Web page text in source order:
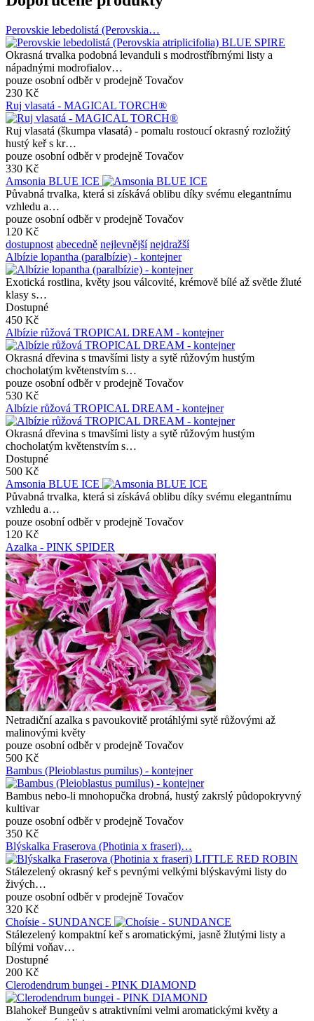
Perovskie lebedolistá (Perovskia…
Okrasná trvalka podobná levanduli s modrostříbrnými listy a
nápadnými modrofialov…
pouze osobní odběr v prodejně Tovačov
230 Kč
Ruj vlasatá - MAGICAL TORCH®
Ruj vlasatá (škumpa vlasatá) - pomalu rostoucí okrasný rozložitý
hustý keř s kr…
pouze osobní odběr v prodejně Tovačov
330 Kč
Amsonia BLUE ICE
Půvabná trvalka, která si získává oblibu díky svému elegantnímu
vzhledu a…
pouze osobní odběr v prodejně Tovačov
120 Kč
dostupnost abecedně nejlevnější nejdražší
Albízie lopantha (paralbízie) - kontejner
Exotická rostlina, květy jsou válcovité, krémově bílé až světle žluté
klasy s…
Dostupné
450 Kč
Albízie růžová TROPICAL DREAM - kontejner
Okrasná dřevina s tmavšími listy a sytě růžovým hustým
chocholatým květenstvím s…
pouze osobní odběr v prodejně Tovačov
530 Kč
Albízie růžová TROPICAL DREAM - kontejner
Okrasná dřevina s tmavšími listy a sytě růžovým hustým
chocholatým květenstvím s…
Dostupné
500 Kč
Amsonia BLUE ICE
Půvabná trvalka, která si získává oblibu díky svému elegantnímu
vzhledu a…
pouze osobní odběr v prodejně Tovačov
120 Kč
Azalka - PINK SPIDER
Netradiční azalka s pavoukovitě protáhlými sytě růžovými až
malinovými květy
pouze osobní odběr v prodejně Tovačov
500 Kč
Bambus (Pleioblastus pumilus) - kontejner
Bambus nebo-li mnohopučka drobná, hustý zakrslý půdopokryvný
kultivar
pouze osobní odběr v prodejně Tovačov
350 Kč
Blýskalka Fraserova (Photinia x fraseri)…
Stálezelený okrasný keř s pevnými velkými blýskavými listy do
živých…
pouze osobní odběr v prodejně Tovačov
320 Kč
Choísie - SUNDANCE
Stálezelený kompaktní keř s aromatickými, jasně žlutými listy a
bílými voňav…
Dostupné
200 Kč
Clerodendrum bungei - PINK DIAMOND
Blahokeř Bungeův s atraktivními velmi aromatickými květy a